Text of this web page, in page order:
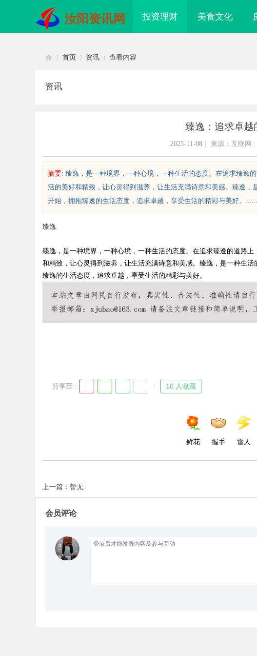
汝阳资讯网 投资理财 美食文化
sc
Bo
首页 资讯 查看内容
资讯
臻逸：追求卓越
2025-11-08 来源：互联网
摘要: 臻逸，是一种境界，一种心境，一种生活的态度。在追求臻逸
活的美好和精致，让心灵得到滋养，让生活充满诗意和美感。臻逸
开始，拥抱臻逸的生活态度，追求卓越，享受生活的精彩与美好。......
臻逸
臻逸，是一种境界，一种心境，一种生活的态度。在追求臻逸的道路
和精致，让心灵得到滋养，让生活充满诗意和美感。臻逸，是一种生
臻逸的生活态度，追求卓越，享受生活的精彩与美好。
分享至 : 10 人收藏
鲜花 握手 雷人
上一篇：暂无
会员评论
相的利器：成都私家侦探服务 配件系列：提升单品价值的秘密